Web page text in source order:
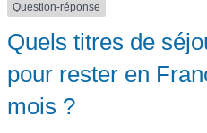
Question-réponse
Quels titres de
pour rester en
mois ?